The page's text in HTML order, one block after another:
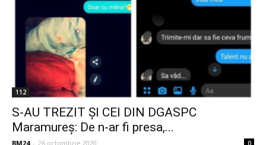
112
S-AU TREZIT ȘI CEI DIN DGASPC
Maramureș: De n-ar fi presa,...
BM24 - 26 octombrie 2020 0